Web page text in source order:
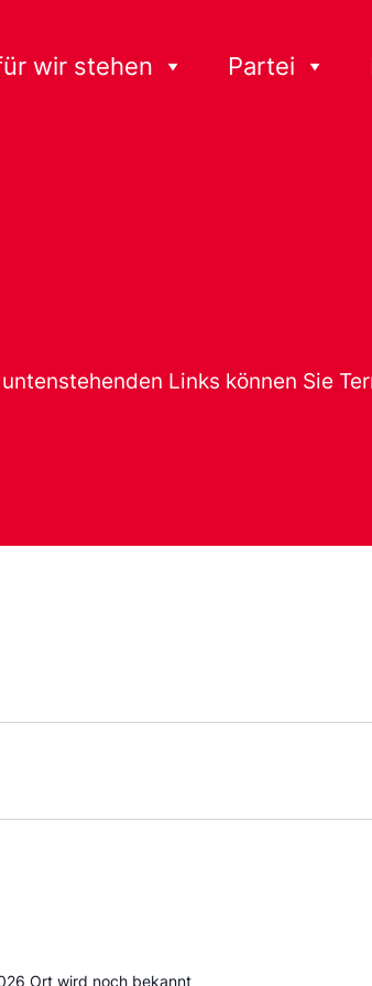
wir stehen Partei
Links können Sie
Ort wird noch bekannt